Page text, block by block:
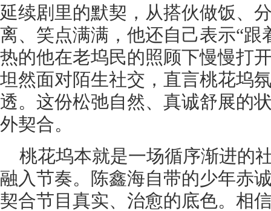
延续剧里的默契，从搭伙做饭、
离、笑点满满，他还自己表示“
热的他在老坞民的照顾下慢慢打
坦然面对陌生社交，直言桃花坞
透。这份松弛自然、真诚舒展的
外契合。
桃花坞本就是一场循序渐进的
融入节奏。陈鑫海自带的少年赤
契合节目真实、治愈的底色。相